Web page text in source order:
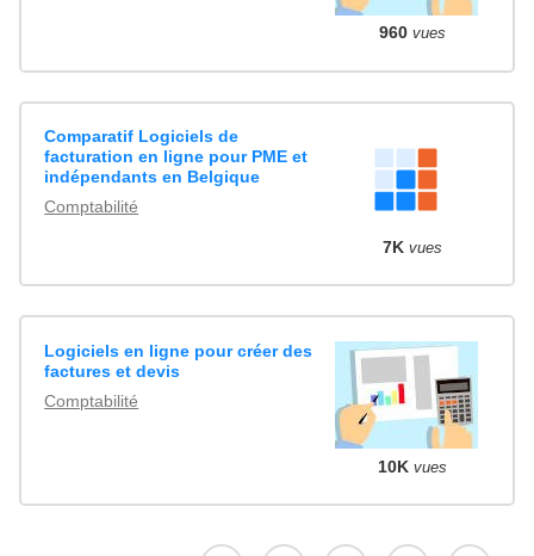
960 vues
Comparatif Logiciels de
facturation en ligne pour PME et
indépendants en Belgique
Comptabilité
7K vues
Logiciels en ligne pour créer des
factures et devis
Comptabilité
10K vues